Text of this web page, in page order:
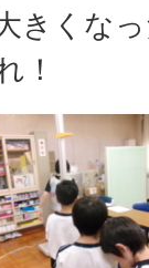
きくな
！